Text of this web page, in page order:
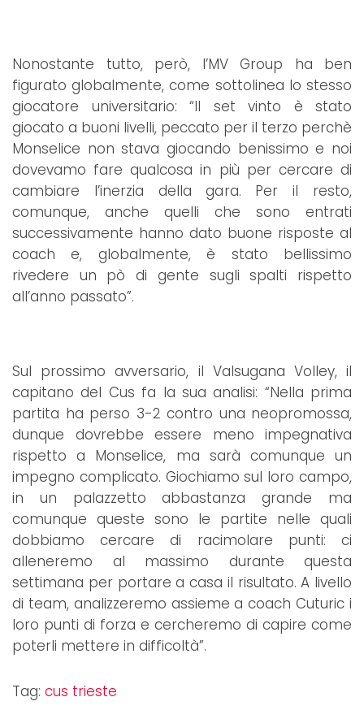
Nonostante tutto, però, l’MV Group ha ben
figurato globalmente, come sottolinea lo stesso
giocatore universitario: “Il set vinto è stato
giocato a buoni livelli, peccato per il terzo perchè
Monselice non stava giocando benissimo e noi
dovevamo fare qualcosa in più per cercare di
cambiare l’inerzia della gara. Per il resto,
comunque, anche quelli che sono entrati
successivamente hanno dato buone risposte al
coach e, globalmente, è stato bellissimo
rivedere un pò di gente sugli spalti rispetto
all’anno passato”.
Sul prossimo avversario, il Valsugana Volley, il
capitano del Cus fa la sua analisi: “Nella prima
partita ha perso 3-2 contro una neopromossa,
dunque dovrebbe essere meno impegnativa
rispetto a Monselice, ma sarà comunque un
impegno complicato. Giochiamo sul loro campo,
in un palazzetto abbastanza grande ma
comunque queste sono le partite nelle quali
dobbiamo cercare di racimolare punti: ci
alleneremo al massimo durante questa
settimana per portare a casa il risultato. A livello
di team, analizzeremo assieme a coach Cuturic i
loro punti di forza e cercheremo di capire come
poterli mettere in difficoltà”.
Tag: cus trieste